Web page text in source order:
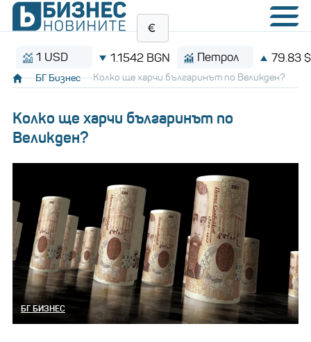
1 USD 1.1542 BGN Петрол 79.83 $/
БГ Бизнес Колко ще харчи българинът по Великден?
Колко ще харчи българинът по
Великден?
БГ БИЗНЕС